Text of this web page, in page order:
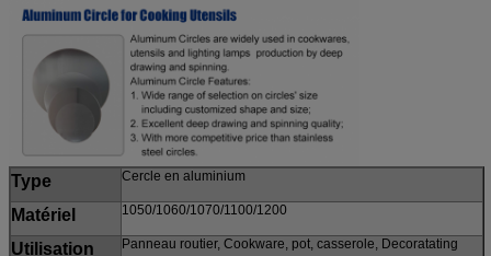
Type Cercle en aluminium
Matériel 1050/1060/1070/1100/1200
Utilisation
Panneau routier, Cookware, pot, casserole, Decoratating